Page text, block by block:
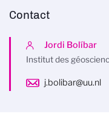
Contact
Jordi Bolíbar
Institut des
j.bolibar@uu.nl